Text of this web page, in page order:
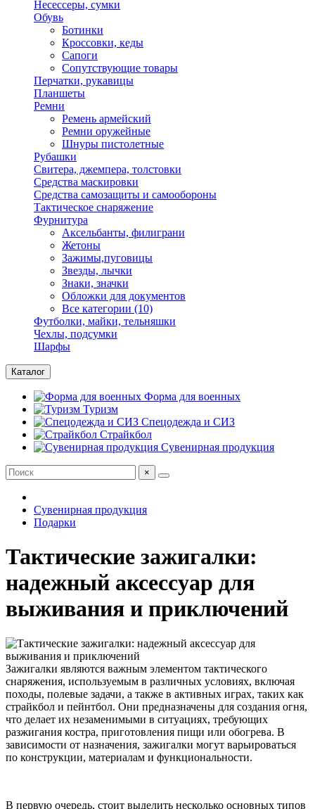
Несессеры, сумки
Обувь
Ботинки
Кроссовки, кеды
Сапоги
Сопутствующие товары
Перчатки, рукавицы
Планшеты
Ремни
Ремень армейский
Ремни оружейные
Шнуры пистолетные
Рубашки
Свитера, джемпера, толстовки
Средства маскировки
Средства самозащиты и самообороны
Тактическое снаряжение
Фурнитура
Аксельбанты, филиграни
Жетоны
Зажимы,пуговицы
Звезды, лычки
Знаки, значки
Обложки для документов
Все категории (10)
Футболки, майки, тельняшки
Чехлы, подсумки
Шарфы
Каталог
Форма для военных
Туризм
Спецодежда и СИЗ
Страйкбол
Сувенирная продукция
×
Сувенирная продукция
Подарки
Тактические зажигалки:
надежный аксессуар для
выживания и приключений
Зажигалки являются важным элементом тактического
снаряжения, используемым в различных условиях, включая
походы, полевые задачи, а также в активных играх, таких как
страйкбол и пейнтбол. Они предназначены для создания огня,
что делает их незаменимыми в ситуациях, требующих
разжигания костра, приготовления пищи или обогрева. В
зависимости от назначения, зажигалки могут варьироваться
по конструкции, материалам и функциональности.
В первую очередь, стоит выделить несколько основных типов